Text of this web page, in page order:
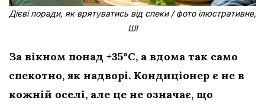
Дієві поради, як врятуватись від спеки / фото ілюстративне,
ШІ
За вікном понад +35°C, а вдома так само
спекотно, як надворі. Кондиціонер є не в
кожній оселі, але це не означає, що